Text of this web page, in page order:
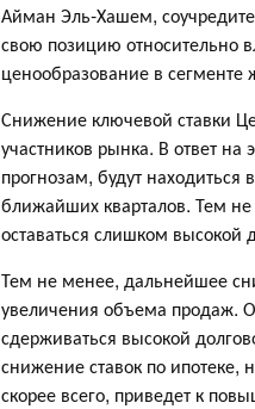
Айман Эль-Хашем,
свою позицию относительно
ценообразование в
Снижение ключевой ставки
участников рынка. В ответ
прогнозам, будут
ближайших кварталов. Тем
оставаться слишком высокой
Тем не менее, дальнейшее
увеличения объема продаж.
сдерживаться высокой
снижение ставок по ипотеке,
скорее всего, приведет к